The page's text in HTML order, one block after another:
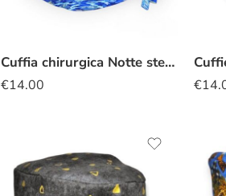
Cuffia chirurgica Notte stellata
€14.00 €